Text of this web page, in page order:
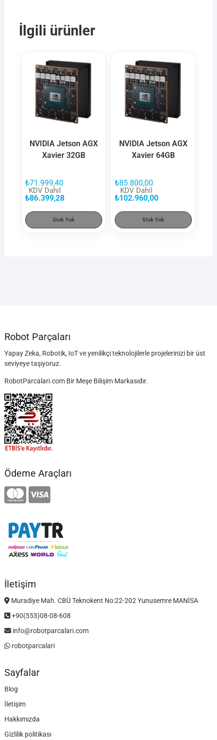
İlgili ürünler
NVIDIA Jetson AGX
Xavier 32GB
₺71.999,40
KDV Dahil
₺86.399,28
Stok Yok
NVIDIA Jetson AGX
Xavier 64GB
₺85.800,00
KDV Dahil
₺102.960,00
Stok Yok
Robot Parçaları
Yapay Zeka, Robotik, IoT ve yenilikçi teknolojilerle projelerinizi bir üst
seviyeye taşıyoruz.
RobotParcalari.com Bir Meşe Bilişim Markasıdır.
Ödeme Araçları
İletişim
Muradiye Mah. CBÜ Teknokent No:22-202 Yunusemre MANİSA
+90(553)08-08-608
info@robotparcalari.com
robotparcalari
Sayfalar
Blog
İletişim
Hakkımızda
Gizlilik politikası